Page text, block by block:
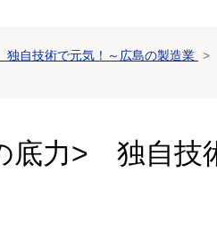
自技術で元気！～広島の製造業
底力> 独自技